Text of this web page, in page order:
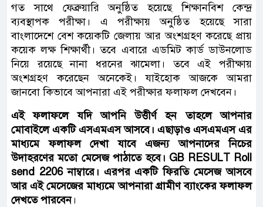
গত সাথে ফেব্রুয়ারি অনুষ্ঠিত হয়েছে শিক্ষানবিশ কেন্দ্র
ব্যবস্থাপক পরীক্ষা। এ পরীক্ষায় অনুষ্ঠিত হয়েছে সারা
বাংলাদেশে বেশ কয়েকটি জেলায় আর অংশগ্রহণ করেছে প্রায়
কয়েক লক্ষ শিক্ষার্থী। তবে এবারে এডমিট কার্ড ডাউনলোড
নিয়ে রয়েছে নানা ধরনের ঝামেলা। তবে এই পরীক্ষায়
অংশগ্রহণ করেছেন অনেকেই। যাইহোক আজকে আমরা
জানবো কিভাবে আপনারা এই পরীক্ষার ফলাফল দেখবেন।
এই ফলাফলে যদি আপনি উত্তীর্ণ হন তাহলে আপনার
মোবাইলে একটি এসএমএস আসবে। এছাড়াও এসএমএস এর
মাধ্যমে ফলাফল দেখা যাবে এজন্য আপনাদের নিচের
উদাহরণের মতো মেসেজ পাঠাতে হবে। GB RESULT Roll
send 2206 নাম্বারে। এরপর একটি ফিরতি মেসেজ আসবে
আর এই মেসেজের মাধ্যমে আপনারা গ্রামীণ ব্যাংকের ফলাফল
দেখতে পারবেন।